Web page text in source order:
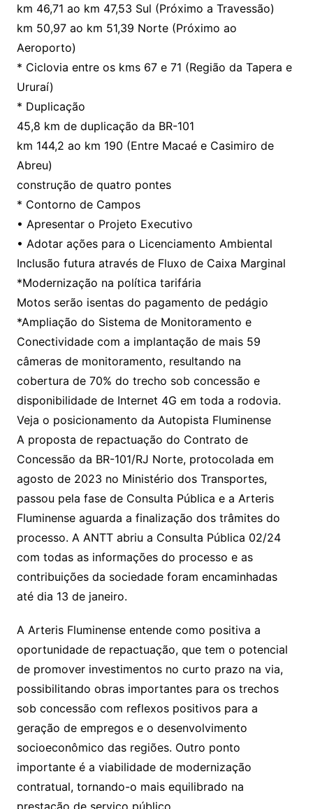
km 46,71 ao km 47,53 Sul (Próximo a Travessão)
km 50,97 ao km 51,39 Norte (Próximo ao
Aeroporto)
* Ciclovia entre os kms 67 e 71 (Região da Tapera e
Ururaí)
* Duplicação
45,8 km de duplicação da BR-101
km 144,2 ao km 190 (Entre Macaé e Casimiro de
Abreu)
construção de quatro pontes
* Contorno de Campos
• Apresentar o Projeto Executivo
• Adotar ações para o Licenciamento Ambiental
Inclusão futura através de Fluxo de Caixa Marginal
*Modernização na política tarifária
Motos serão isentas do pagamento de pedágio
*Ampliação do Sistema de Monitoramento e
Conectividade com a implantação de mais 59
câmeras de monitoramento, resultando na
cobertura de 70% do trecho sob concessão e
disponibilidade de Internet 4G em toda a rodovia.
Veja o posicionamento da Autopista Fluminense
A proposta de repactuação do Contrato de
Concessão da BR-101/RJ Norte, protocolada em
agosto de 2023 no Ministério dos Transportes,
passou pela fase de Consulta Pública e a Arteris
Fluminense aguarda a finalização dos trâmites do
processo. A ANTT abriu a Consulta Pública 02/24
com todas as informações do processo e as
contribuições da sociedade foram encaminhadas
até dia 13 de janeiro.
A Arteris Fluminense entende como positiva a
oportunidade de repactuação, que tem o potencial
de promover investimentos no curto prazo na via,
possibilitando obras importantes para os trechos
sob concessão com reflexos positivos para a
geração de empregos e o desenvolvimento
socioeconômico das regiões. Outro ponto
importante é a viabilidade de modernização
contratual, tornando-o mais equilibrado na
prestação de serviço público.